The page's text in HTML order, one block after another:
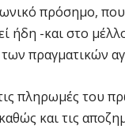
πρόσημο,
ήδη -και στο
πραγματικών
πληρωμές του
και τις